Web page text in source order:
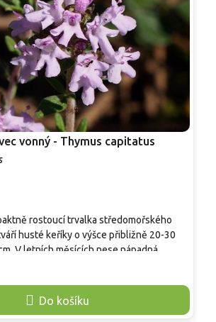
vonný - Thymus capitatus
Do košíku
rostoucí trvalka středomořského
husté keříky o výšce přibližně 20-30
V letních měsících nese nápadná,
složená z drobných růžově fialových
listy mají velmi intenzivní kořenitou vůni
Rostlina je vhodná do suchých